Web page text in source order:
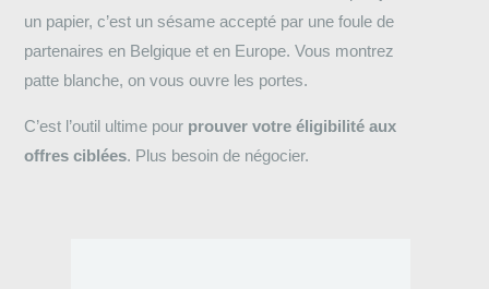
un papier, c’est un sésame accepté par une foule de
partenaires en Belgique et en Europe. Vous montrez
patte blanche, on vous ouvre les portes.
C’est l’outil ultime pour prouver votre éligibilité aux
offres ciblées. Plus besoin de négocier.